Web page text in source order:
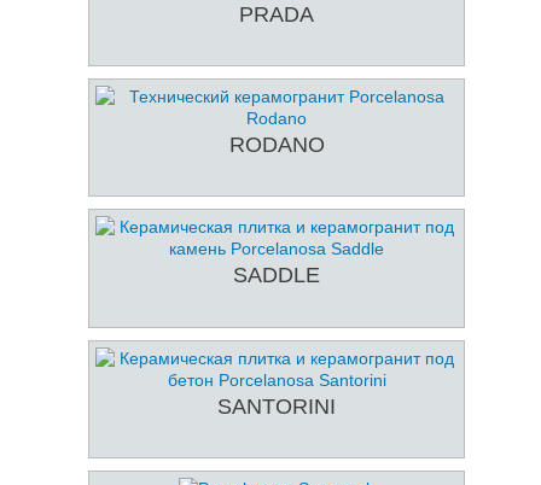
PRADA
RODANO
SADDLE
SANTORINI